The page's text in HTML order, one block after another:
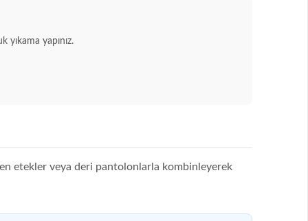
yıkama yapınız.
etekler veya deri pantolonlarla kombinleyerek